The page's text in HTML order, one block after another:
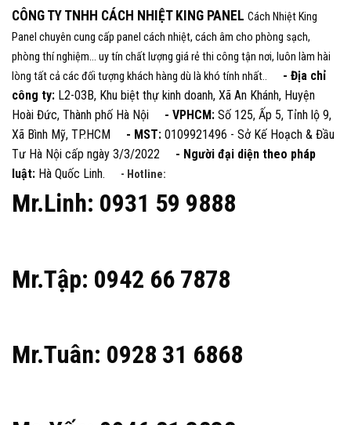
CÔNG TY TNHH CÁCH NHIỆT KING PANEL Cách Nhiệt King
Panel chuyên cung cấp panel cách nhiệt, cách âm cho phòng sạch,
phòng thí nghiệm... uy tín chất lượng giá rẻ thi công tận nơi, luôn làm hài
lòng tất cả các đối tượng khách hàng dù là khó tính nhất..
- Địa chỉ
công ty: L2-03B, Khu biệt thự kinh doanh, Xã An Khánh, Huyện
Hoài Đức, Thành phố Hà Nội - VPHCM: Số 125, Ấp 5, Tỉnh lộ 9,
Xã Bình Mỹ, TP.HCM - MST: 0109921496 - Sở Kế Hoạch & Đầu
Tư Hà Nội cấp ngày 3/3/2022 - Người đại diện theo pháp
luật: Hà Quốc Linh. - Hotline:
Mr.Linh: 0931 59 9888
Mr.Tập: 0942 66 7878
Mr.Tuân: 0928 31 6868